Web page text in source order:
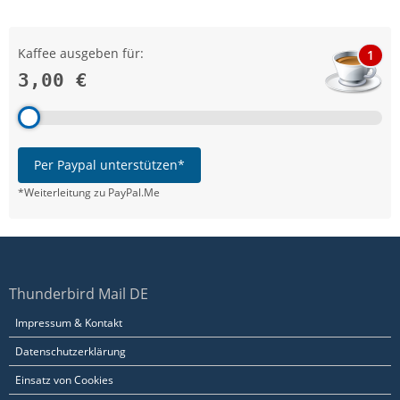
Kaffee ausgeben für:
3,00 €
1
Per Paypal unterstützen*
*Weiterleitung zu PayPal.Me
Thunderbird Mail DE
Impressum & Kontakt
Datenschutzerklärung
Einsatz von Cookies